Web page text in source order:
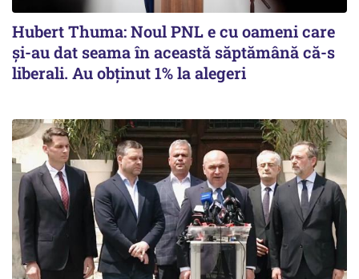
Hubert Thuma: Noul PNL e cu oameni care
și-au dat seama în această săptămână că-s
liberali. Au obținut 1% la alegeri